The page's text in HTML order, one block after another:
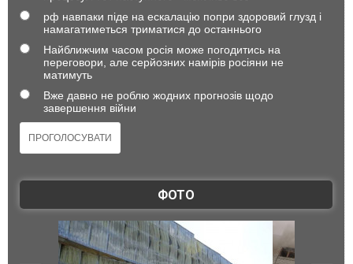
рф навпаки піде на ескалацію попри здоровий глузд і
намагатиметься триматися до останнього
Найближчим часом росія може погодитись на
переговори, але серйозних намірів росіяни не
матимуть
Вже давно не роблю жодних прогнозів щодо
завершення війни
ФОТО